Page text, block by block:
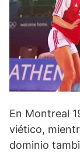
En Montreal
viético,
dominio